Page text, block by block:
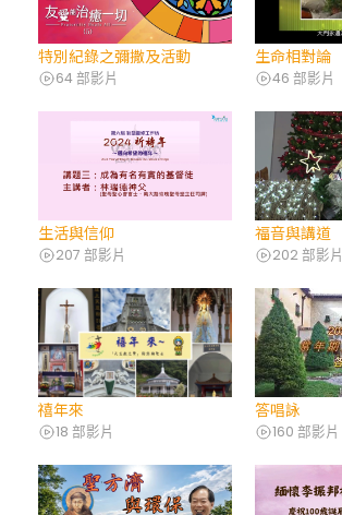
特別紀錄之彌撒及活動
64 部影片
生命相對論
46 部影片
生活與信仰
207 部影片
福音與講道
202 部影片
禧年來
18 部影片
答唱詠
160 部影片